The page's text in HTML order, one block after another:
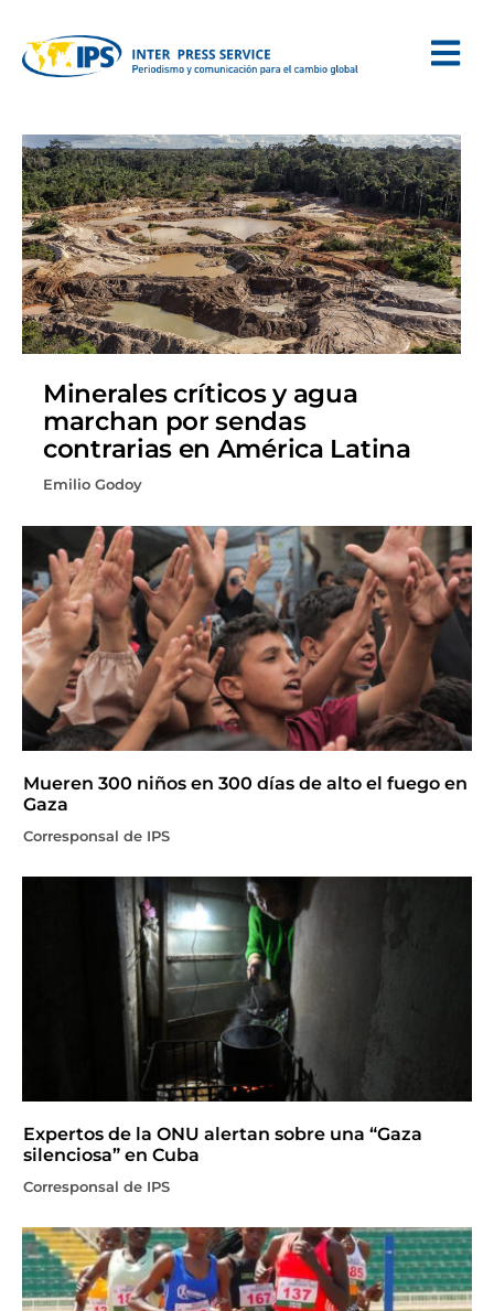
Minerales críticos y agua
marchan por sendas
contrarias en América Latina
Emilio Godoy
Mueren 300 niños en 300 días de alto el fuego en
Gaza
Corresponsal de IPS
Expertos de la ONU alertan sobre una “Gaza
silenciosa” en Cuba
Corresponsal de IPS